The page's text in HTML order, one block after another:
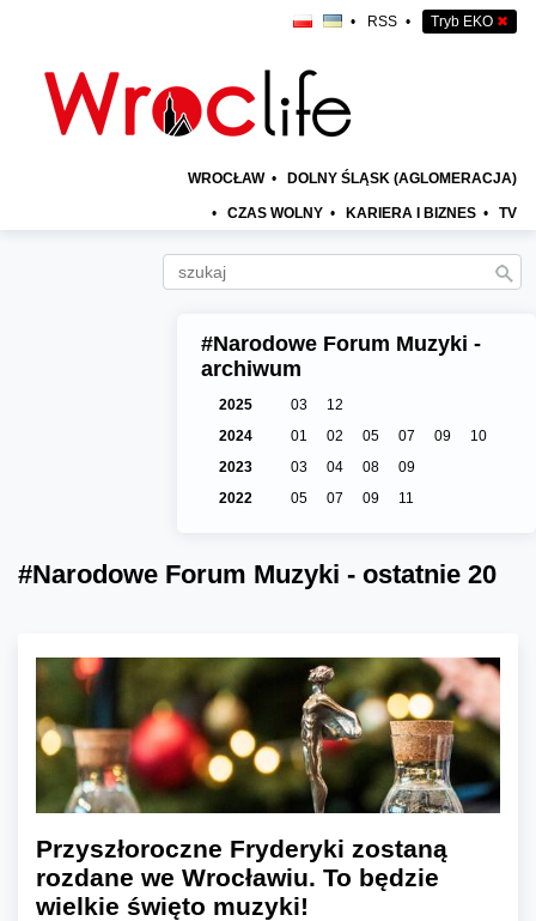
• RSS • Tryb EKO ✖
WROCŁAW • DOLNY ŚLĄSK (AGLOMERACJA)
• CZAS WOLNY • KARIERA I BIZNES • TV
#Narodowe Forum Muzyki -
archiwum
2025 03
12
2024
01 02 05 07 09
10
2023
03 04 08
09
2022
05 07 09 11
#Narodowe Forum Muzyki - ostatnie 20
Przyszłoroczne Fryderyki zostaną
rozdane we Wrocławiu. To będzie
wielkie święto muzyki!